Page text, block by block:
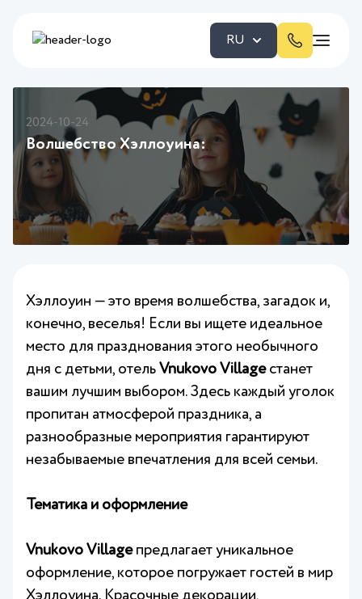
RU
2024-10-24
Волшебство Хэллоуина:
Хэллоуин — это время волшебства, загадок и,
конечно, веселья! Если вы ищете идеальное
место для празднования этого необычного
дня с детьми, отель Vnukovo Villageстанет
вашим лучшим выбором. Здесь каждый уголок
пропитан атмосферой праздника, а
разнообразные мероприятия гарантируют
незабываемые впечатления для всей семьи.
Тематика и оформление
Vnukovo Village предлагает уникальное
оформление, которое погружает гостей в мир
Хэллоуина. Красочные декорации,